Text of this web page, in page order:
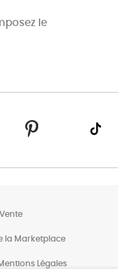
le
la Marketplace
Légales